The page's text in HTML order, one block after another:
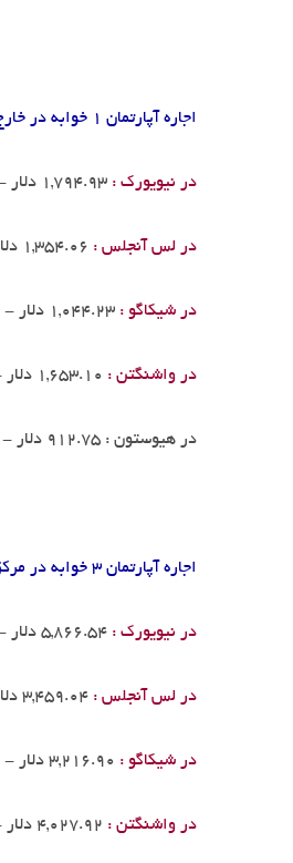
اجاره آپارتمان 1 خوابه در خارج از مرکز شهر:
در نیویورک : 1,794.93 دلار -
در لس آنجلس :
در شیکاگو :
در واشنگتن :
در هیوستون : 912.75 دلار -
اجاره آپارتمان 3 خوابه در مرکز شهر:
در نیویورک :
در لس آنجلس :
در شیکاگو :
در واشنگتن :